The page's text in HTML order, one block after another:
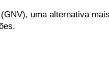
uma alternativa